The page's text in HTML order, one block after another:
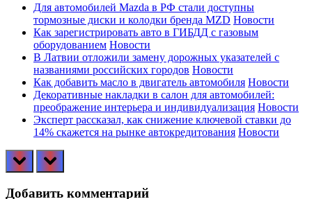
Для автомобилей Mazda в РФ стали доступны
тормозные диски и колодки бренда MZD Новости
Как зарегистрировать авто в ГИБДД с газовым
оборудованием Новости
В Латвии отложили замену дорожных указателей с
названиями российских городов Новости
Как добавить масло в двигатель автомобиля Новости
Декоративные накладки в салон для автомобилей:
преображение интерьера и индивидуализация Новости
Эксперт рассказал, как снижение ключевой ставки до
14% скажется на рынке автокредитования Новости
prev next
Добавить комментарий